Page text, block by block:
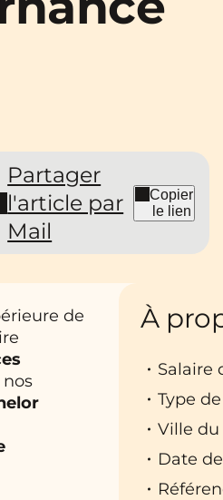
Partager
l'article par
Mail
Copier
le lien
de
À
Salaire
Type
Ville du
Date